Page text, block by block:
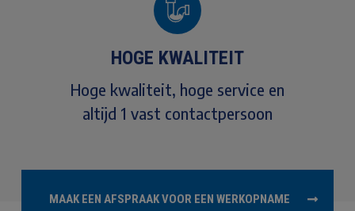
HOGE KWALITEIT
Hoge kwaliteit, hoge service en
altijd 1 vast contactpersoon
MAAK EEN AFSPRAAK VOOR EEN WERKOPNAME